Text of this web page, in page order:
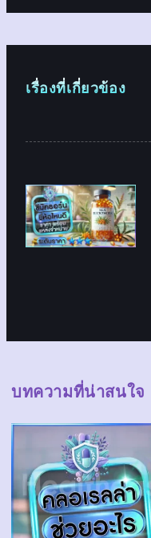
เรื่องที่เกี่ยวข้อง
บทความที่น่าสนใจ